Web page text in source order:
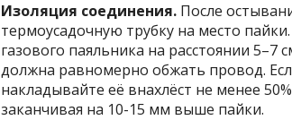
Изоляция соединения. После
термоусадочную трубку на место
газового паяльника на расстоянии 5–7
должна равномерно обжать провод.
накладывайте её внахлёст не менее
заканчивая на 10-15 мм выше пайки.